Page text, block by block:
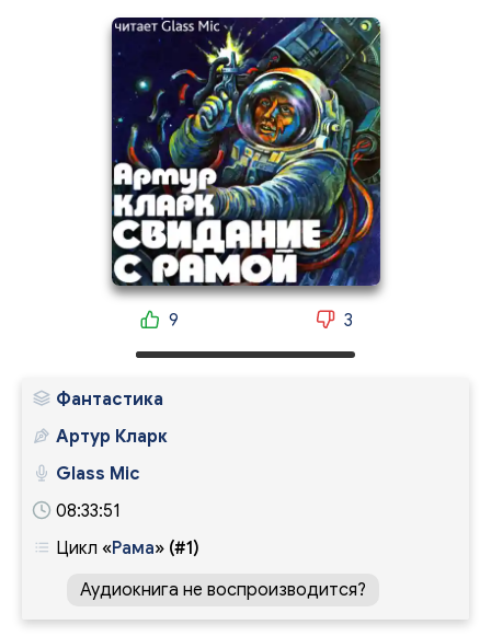
9 3
Фантастика
Артур Кларк
Glass Mic
08:33:51
Цикл «Рама» (#1)
Аудиокнига не воспроизводится?